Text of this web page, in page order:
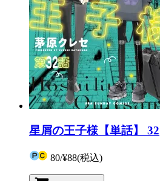
星屑の王子様【単話】 32
80/¥88(税込)